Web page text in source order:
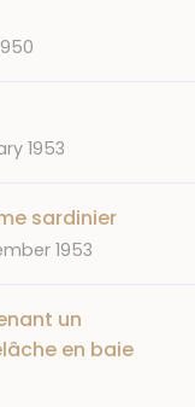
1953
sardinier
1953
un
en baie